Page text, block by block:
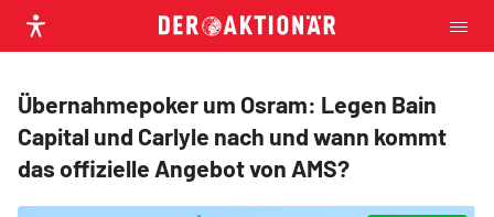
Übernahmepoker um Osram: Legen Bain
Capital und Carlyle nach und wann kommt
das offizielle Angebot von AMS?